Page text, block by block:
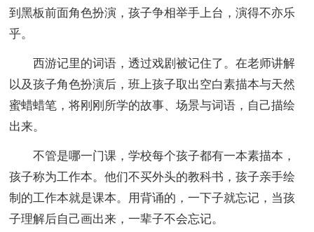
到黑板前面角色扮演，孩子争相举手上台，演得不亦乐
乎。
西游记里的词语，透过戏剧被记住了。在老师讲解
以及孩子角色扮演后，班上孩子取出空白素描本与天然
蜜蜡蜡笔，将刚刚所学的故事、场景与词语，自己描绘
出来。
不管是哪一门课，学校每个孩子都有一本素描本，
孩子称为工作本。他们不买外头的教科书，孩子亲手绘
制的工作本就是课本。用背诵的，一下子就忘记，当孩
子理解后自己画出来，一辈子不会忘记。